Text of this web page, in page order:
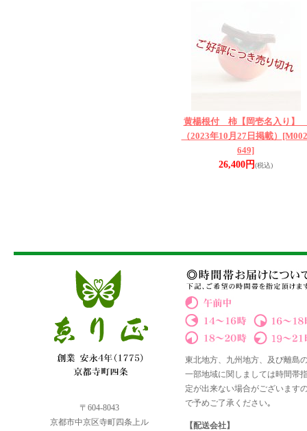
黄楊根付 柿【岡壱名入り
（2023年10月27日掲載）
649]
26,400円(税込)
〒604-8043
京都市中京区寺町四条上ル
東北地方、九州地方、及び離島
一部地域に関しましては時間帯
定が出来ない場合がございます
で予めご了承ください｡
【配送会社】